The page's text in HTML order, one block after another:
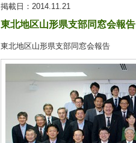
掲載日： 2014.11.21
東北地区山形県支部同窓会報告
東北地区山形県支部同窓会報告